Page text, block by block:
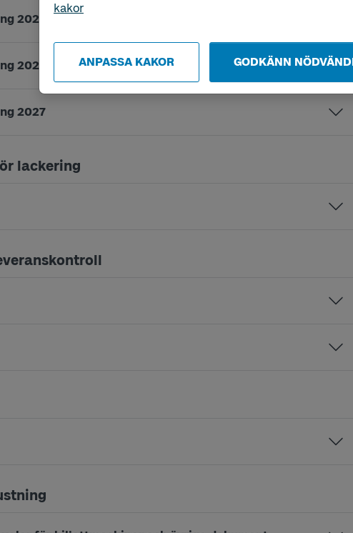
kakor
ANPASSA KAKOR GODKÄNN
2025
2026
2027
lackering